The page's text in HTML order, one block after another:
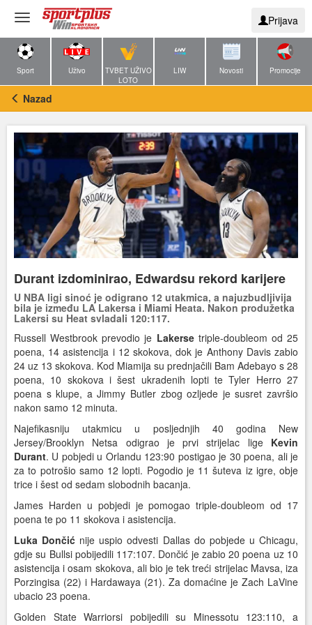
Toggle
navigation
Prijava
Sport Uživo
TVBET UŽIVO
LOTO
LIW Novosti Promocije
Nazad
Durant izdominirao, Edwardsu rekord karijere
U NBA ligi sinoć je odigrano 12 utakmica, a najuzbudljivija
bila je između LA Lakersa i Miami Heata. Nakon produžetka
Lakersi su Heat svladali 120:117.
Russell Westbrook prevodio je Lakersetriple-doubleom od 25
poena, 14 asistencija i 12 skokova, dok je Anthony Davis zabio
24 uz 13 skokova. Kod Miamija su prednjačili Bam Adebayo s 28
poena, 10 skokova i šest ukradenih lopti te Tyler Herro 27
poena s klupe, a Jimmy Butler zbog ozljede je susret završio
nakon samo 12 minuta.
Najefikasniju utakmicu u posljednjih 40 godina New
Jersey/Brooklyn Netsa odigrao je prvi strijelac lige Kevin
Durant. U pobjedi u Orlandu 123:90 postigao je 30 poena, ali je
za to potrošio samo 12 lopti. Pogodio je 11 šuteva iz igre, obje
trice i šest od sedam slobodnih bacanja.
James Harden u pobjedi je pomogao triple-doubleom od 17
poena te po 11 skokova i asistencija.
Luka Dončić nije uspio odvesti Dallas do pobjede u Chicagu,
gdje su Bullsi pobijedili 117:107. Dončić je zabio 20 poena uz 10
asistencija i osam skokova, ali bio je tek treći strijelac Mavsa, iza
Porzingisa (22) i Hardawaya (21). Za domaćine je Zach LaVine
ubacio 23 poena.
Golden State Warriorsi pobijedili su Minessotu 123:110, a